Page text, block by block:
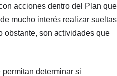
acciones dentro del Plan que
mucho interés realizar sueltas
obstante, son actividades que
determinar si